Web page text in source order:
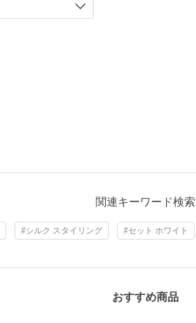
関連キーワード検索
#シルク スタイリング #セット ホワイト
おすすめ商品